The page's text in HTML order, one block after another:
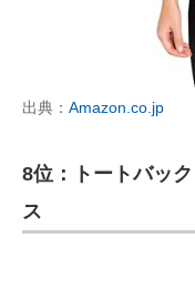
出典： Amazon.co.jp
8位：トートバッ
ス